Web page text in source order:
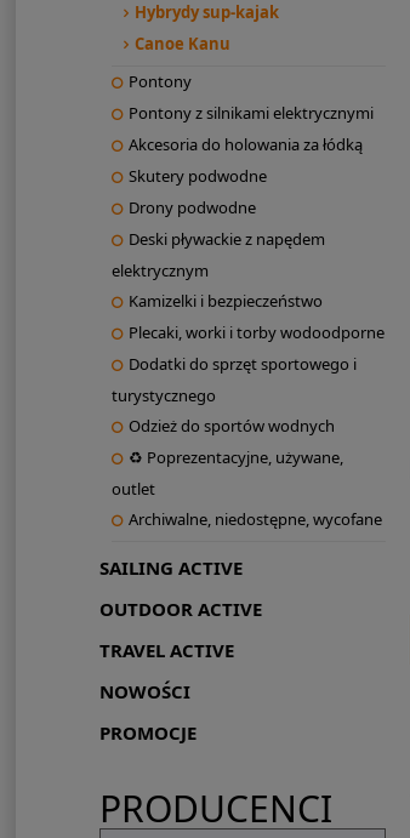
Hybrydy sup-kajak
Canoe Kanu
Pontony
Pontony z silnikami elektrycznymi
Akcesoria do holowania za łódką
Skutery podwodne
Drony podwodne
Deski pływackie z napędem
elektrycznym
Kamizelki i bezpieczeństwo
Plecaki, worki i torby wodoodporne
Dodatki do sprzęt sportowego i
turystycznego
Odzież do sportów wodnych
♻ Poprezentacyjne, używane,
outlet
Archiwalne, niedostępne, wycofane
SAILING ACTIVE
OUTDOOR ACTIVE
TRAVEL ACTIVE
NOWOŚCI
PROMOCJE
PRODUCENCI